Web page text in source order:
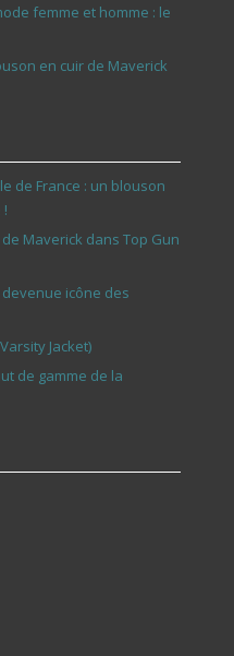
femme et homme : le
en cuir de Maverick
de France : un blouson
Maverick dans Top Gun
icône des
Jacket)
de gamme de la